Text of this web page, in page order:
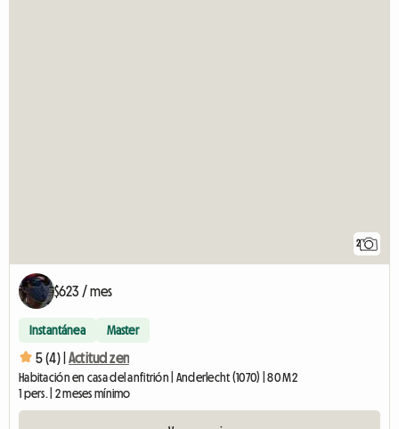
2
$623 / mes
Instantánea Master
5 (4) | Actitud zen
Habitación en casa del anfitrión | Anderlecht (1070) | 80 M2
1 pers. | 2 meses mínimo